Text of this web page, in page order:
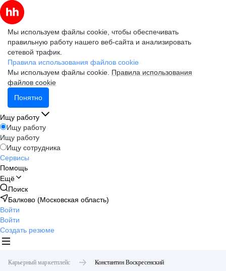
Мы используем файлы cookie, чтобы обеспечивать
правильную работу нашего веб-сайта и анализировать
сетевой трафик.
Правила использования файлов cookie
Мы используем файлы cookie. Правила использования
файлов cookie
Понятно
Ищу работу
Ищу работу
Ищу работу
Ищу сотрудника
Сервисы
Помощь
Ещё
Поиск
Балково (Московская область)
Войти
Войти
Создать резюме
Карьерный маркетплейс Константин Воскресенский